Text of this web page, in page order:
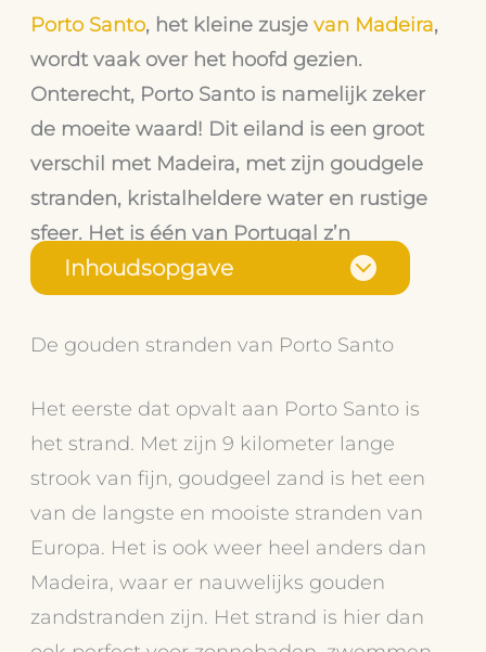
Porto Santo, het kleine zusjevan Madeira,
wordt vaak over het hoofd gezien.
Onterecht, Porto Santo is namelijk zeker
de moeite waard! Dit eiland is een groot
verschil met Madeira, met zijn goudgele
stranden, kristalheldere water en rustige
sfeer. Het is één van Portugal z’n
verborgen plekjes!
Inhoudsopgave
De gouden stranden van Porto Santo
Het eerste dat opvalt aan Porto Santo is
het strand. Met zijn 9 kilometer lange
strook van fijn, goudgeel zand is het een
van de langste en mooiste stranden van
Europa. Het is ook weer heel anders dan
Madeira, waar er nauwelijks gouden
zandstranden zijn. Het strand is hier dan